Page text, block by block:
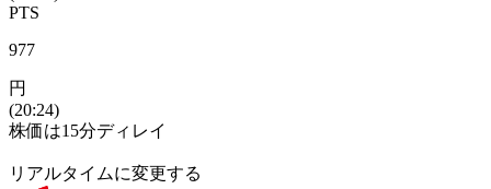
PTS
977
円
(20:24)
株価は15分ディレイ
リアルタイムに変更する